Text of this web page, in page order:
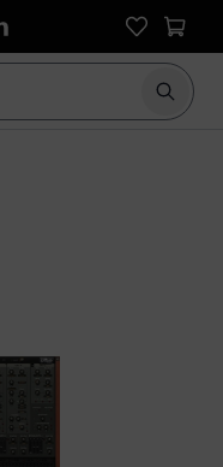
Suche
10 Kundenbewertungen